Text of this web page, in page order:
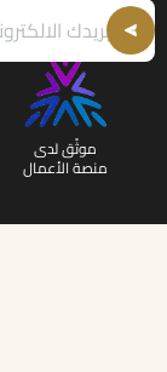
موثّق لدى
منصة الأعمال